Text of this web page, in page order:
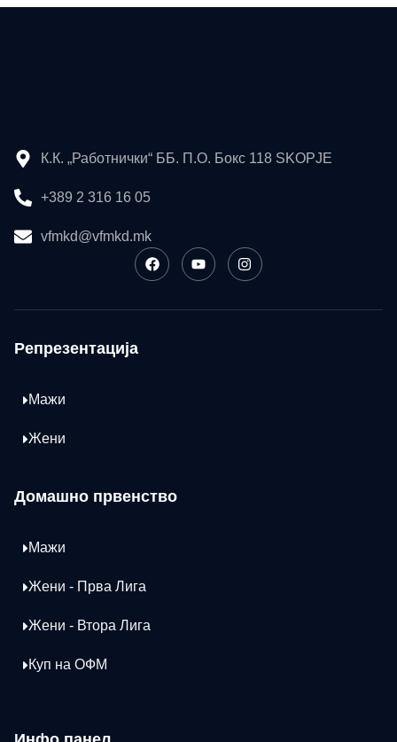
К.К. „Работнички“ ББ. П.О. Бокс 118 SKOPJE
+389 2 316 16 05
vfmkd@vfmkd.mk
Репрезентација
Мажи
Жени
Домашно првенство
Мажи
Жени - Прва Лига
Жени - Втора Лига
Куп на ОФМ